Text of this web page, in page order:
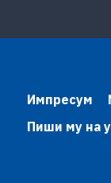
Импресум
Пиши му на